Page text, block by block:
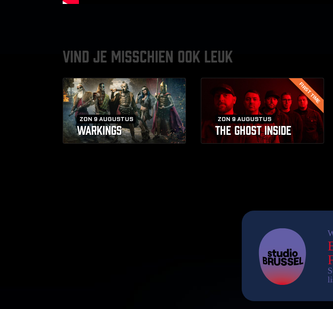
VIND JE MISSCHIEN OOK LEUK
ZON 9 AUGUSTUS
WARKINGS
FIRST TIME
ZON 9 AUGUSTUS
THE GHOST INSIDE